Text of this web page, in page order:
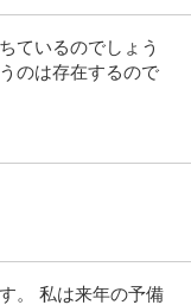
」
position is limited t
テランまで幅広く歓
で幅広く
ているのでしょう
のは存在するので
。 私は来年の予備